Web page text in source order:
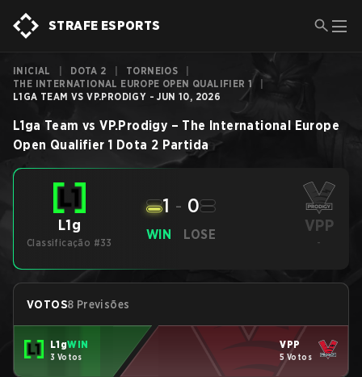
STRAFE ESPORTS
INICIAL DOTA 2 TORNEIOS
THE INTERNATIONAL EUROPE OPEN QUALIFIER 1
L1GA TEAM VS VP.PRODIGY - JUN 10, 2026
L1ga Team vs VP.Prodigy – The International Europe
Open Qualifier 1 Dota 2 Partida
L1g
Classificação #33
WIN
1 - 0
LOSE VPP
-
VOTOS8 Previsões
L1gWIN
3 Votos
VPP
5 Votos